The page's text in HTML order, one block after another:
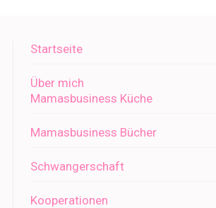
Startseite
Über mich
Mamasbusiness Küche
Mamasbusiness Bücher
Schwangerschaft
Kooperationen